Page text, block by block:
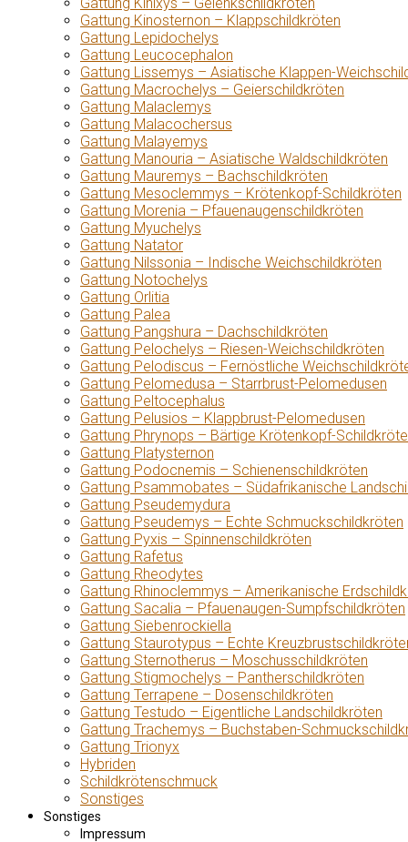
Gattung Kinosternon – Klappschildkröten
Gattung Lepidochelys
Gattung Leucocephalon
Gattung Lissemys – Asiatische Klappen-
Gattung Macrochelys – Geierschildkröten
Gattung Malaclemys
Gattung Malacochersus
Gattung Malayemys
Gattung Manouria – Asiatische Waldschildkröten
Gattung Mauremys – Bachschildkröten
Gattung Mesoclemmys – Krötenkopf-Schildkröten
Gattung Morenia – Pfauenaugenschildkröten
Gattung Myuchelys
Gattung Natator
Gattung Nilssonia – Indische Weichschildkröten
Gattung Notochelys
Gattung Orlitia
Gattung Palea
Gattung Pangshura – Dachschildkröten
Gattung Pelochelys – Riesen-Weichschildkröten
Gattung Pelodiscus – Fernöstliche
Gattung Pelomedusa – Starrbrust-Pelomedusen
Gattung Peltocephalus
Gattung Pelusios – Klappbrust-Pelomedusen
Gattung Phrynops – Bärtige Krötenkopf-
Gattung Platysternon
Gattung Podocnemis – Schienenschildkröten
Gattung Psammobates – Südafrikanische
Gattung Pseudemydura
Gattung Pseudemys – Echte Schmuckschildkröten
Gattung Pyxis – Spinnenschildkröten
Gattung Rafetus
Gattung Rheodytes
Gattung Rhinoclemmys – Amerikanische
Gattung Sacalia – Pfauenaugen-Sumpfschildkröten
Gattung Siebenrockiella
Gattung Staurotypus – Echte
Gattung Sternotherus – Moschusschildkröten
Gattung Stigmochelys – Pantherschildkröten
Gattung Terrapene – Dosenschildkröten
Gattung Testudo – Eigentliche Landschildkröten
Gattung Trachemys – Buchstaben-
Gattung Trionyx
Hybriden
Schildkrötenschmuck
Sonstiges
Sonstiges
Impressum